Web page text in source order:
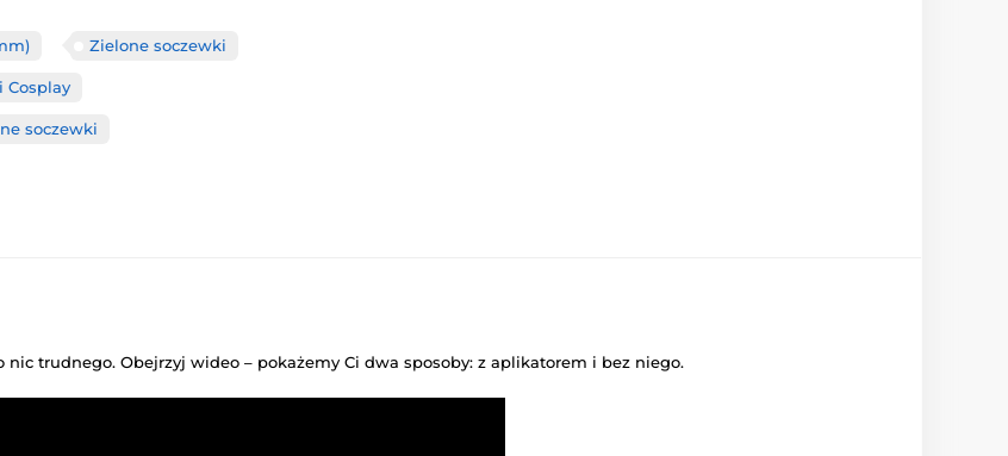
Zielone soczewki
Cosplay
soczewki
nic trudnego. Obejrzyj wideo – pokażemy Ci dwa sposoby: z aplikatorem i bez niego.